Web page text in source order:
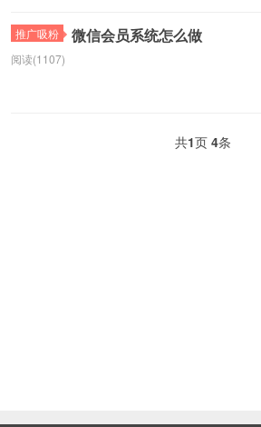
推广吸粉 微信会员系统怎么做
阅读(1107)
共1页 4条